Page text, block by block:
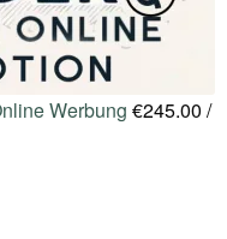
Werbung €245.00 /